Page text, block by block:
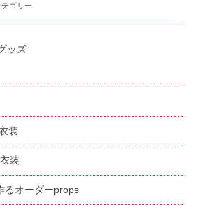
テゴリー
ッズ
装
装
るオーダーprops